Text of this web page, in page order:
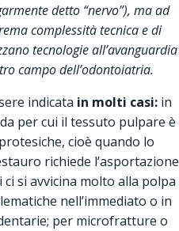
detto “nervo”), ma ad
complessità tecnica e di
tecnologie all’avanguardia
campo dell’odontoiatria.
indicata in molti casi: in
per cui il tessuto pulpare è
cioè quando lo
richiede l’asportazione
si avvicina molto alla polpa
nell’immediato o in
per microfratture o